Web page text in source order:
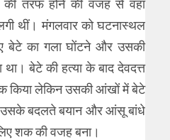
की तरफ होने की वजह से वहां
थीं। मंगलवार को घटनास्थल
बेटे का गला घोंटने और उसकी
बेटे की हत्या के बाद देवदत्त
किया लेकिन उसकी आंखों में बेटे
बदलते बयान और आंसू बांधे
शक की वजह बना।